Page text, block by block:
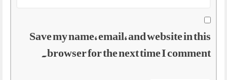
Save my name, email, and website in this
browser for the next time I comment.